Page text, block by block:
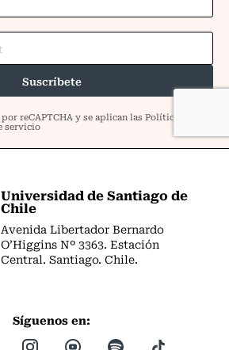
Universidad de Santiago de
Chile
Avenida Libertador Bernardo
O’Higgins Nº 3363. Estación
Central. Santiago. Chile.
Síguenos en: